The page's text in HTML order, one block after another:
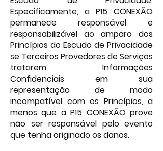
Especificamente, a P15 CONEXÃO
permanece responsável e
responsabilizável ao amparo dos
Princípios do Escudo de Privacidade
se Terceiros Provedores de Serviços
tratarem Informações
Confidenciais em sua
representação de modo
incompatível com os Princípios, a
menos que a P15 CONEXÃO prove
não ser responsável pelo evento
que tenha originado os danos.